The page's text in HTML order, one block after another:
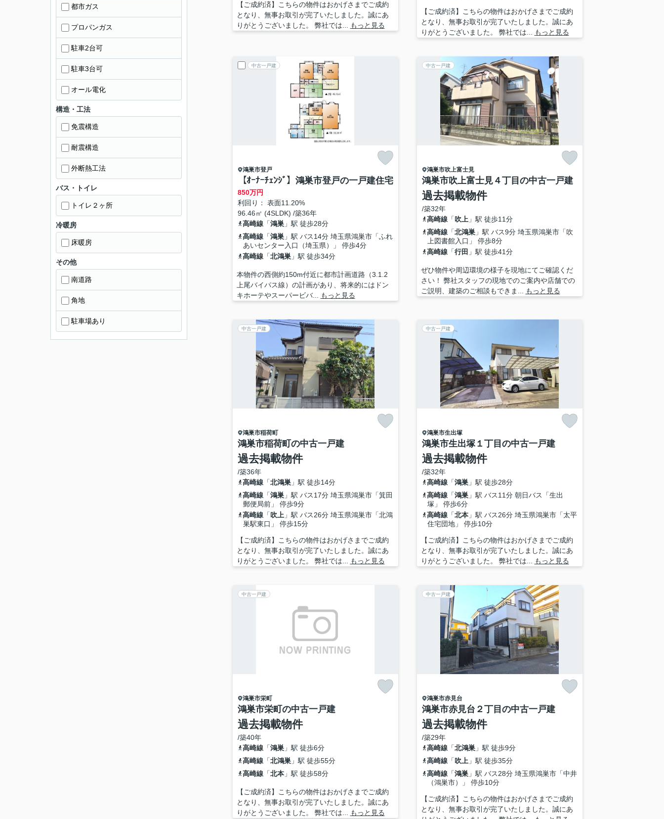
【ご成約済】こちらの物件はおかげさまでご成約
となり、無事お取引が完了いたしました。誠にあ
りがとうございました。 弊社では...
もっと見る
【ご成約済】こちらの物件はおかげさまでご成約
となり、無事お取引が完了いたしました。誠にあ
りがとうございました。 弊社では...
もっと見る
中古一戸建
鴻巣市登戸
【ｵｰﾅｰﾁｪﾝｼﾞ】鴻巣市登戸の一戸建住宅
850万円
利回り： 表面11.20%
96.46㎡ (4SLDK) /築36年
高崎線「鴻巣」駅 徒歩28分
高崎線「鴻巣」駅 バス14分 埼玉県鴻巣市「ふれ
あいセンター入口（埼玉県）」 停歩4分
高崎線「北鴻巣」駅 徒歩34分
本物件の西側約150m付近に都市計画道路（3.1.2
上尾バイパス線）の計画があり、将来的にはドン
キホーテやスーパービバ...
もっと見る
中古一戸建
鴻巣市吹上富士見
鴻巣市吹上富士見４丁目の中古一戸建
過去掲載物件
/築32年
高崎線「吹上 」駅 徒歩11分
高崎線「北鴻巣」駅 バス9分 埼玉県鴻巣市「吹
上図書館入口」 停歩8分
高崎線「行田 」駅 徒歩41分
ぜひ物件や周辺環境の様子を現地にてご確認くだ
さい！ 弊社スタッフの現地でのご案内や店舗での
ご説明、建築のご相談もできま...
もっと見る
中古一戸建
鴻巣市稲荷町
鴻巣市稲荷町の中古一戸建
過去掲載物件
/築36年
高崎線「北鴻巣」駅 徒歩14分
高崎線「鴻巣」駅 バス17分 埼玉県鴻巣市「箕田
郵便局前」 停歩9分
高崎線「吹上 」駅 バス26分 埼玉県鴻巣市「北鴻
巣駅東口」 停歩15分
【ご成約済】こちらの物件はおかげさまでご成約
となり、無事お取引が完了いたしました。誠にあ
りがとうございました。 弊社では...
もっと見る
中古一戸建
鴻巣市生出塚
鴻巣市生出塚１丁目の中古一戸建
過去掲載物件
/築32年
高崎線「鴻巣」駅 徒歩28分
高崎線「鴻巣」駅 バス11分 朝日バス「生出
塚」 停歩6分
高崎線「北本」駅 バス26分 埼玉県鴻巣市「太平
住宅団地」 停歩10分
【ご成約済】こちらの物件はおかげさまでご成約
となり、無事お取引が完了いたしました。誠にあ
りがとうございました。 弊社では...
もっと見る
中古一戸建
鴻巣市栄町
鴻巣市栄町の中古一戸建
過去掲載物件
/築40年
高崎線「鴻巣」駅 徒歩6分
高崎線「北鴻巣」駅 徒歩55分
高崎線「北本」駅 徒歩58分
【ご成約済】こちらの物件はおかげさまでご成約
となり、無事お取引が完了いたしました。誠にあ
りがとうございました。 弊社では...
もっと見る
中古一戸建
鴻巣市赤見台
鴻巣市赤見台２丁目の中古一戸建
過去掲載物件
/築29年
高崎線「北鴻巣」駅 徒歩9分
高崎線「吹上 」駅 徒歩35分
高崎線「鴻巣」駅 バス28分 埼玉県鴻巣市「中井
（鴻巣市）」 停歩10分
【ご成約済】こちらの物件はおかげさまでご成約
となり、無事お取引が完了いたしました。誠にあ
都市ガス
プロパンガス
駐車2台可
駐車3台可
オール電化
構造・工法
免震構造
耐震構造
外断熱工法
バス・トイレ
トイレ２ヶ所
冷暖房
床暖房
その他
南道路
角地
駐車場あり